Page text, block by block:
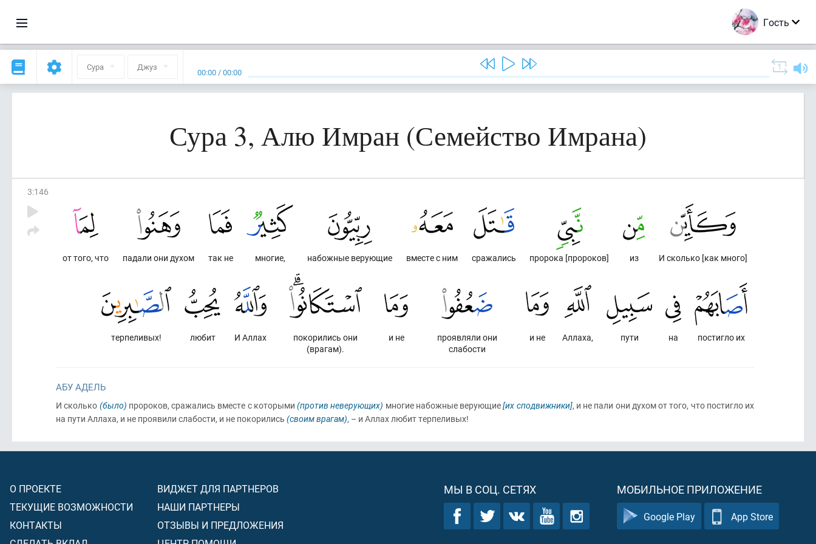
Гость
Сура Джуз 00:00 /00:00
Сура 3, Алю Имран (Семейство Имрана)
3:146
И сколько [как много]
из
пророка [пророков]
сражались
вместе с ним
набожные верующие
многие,
так не
падали они духом
от того, что
постигло их
на
пути
Аллаха,
и не
проявляли они
слабости
и не
покорились они
(врагам).
И Аллах
любит
терпеливых!
АБУ АДЕЛЬ
И сколько (было) пророков, сражались вместе с которыми (против неверующих) многие набожные верующие[их сподвижники], и не пали они духом от того, что постигло их
на пути Аллаха, и не проявили слабости, и не покорились (своим врагам), – и Аллах любит терпеливых!
О ПРОЕКТЕ
ТЕКУЩИЕ ВОЗМОЖНОСТИ
КОНТАКТЫ
ВИДЖЕТ ДЛЯ ПАРТНЕРОВ
НАШИ ПАРТНЕРЫ
ОТЗЫВЫ И ПРЕДЛОЖЕНИЯ
МЫ В СОЦ. СЕТЯХ МОБИЛЬНОЕ ПРИЛОЖЕНИЕ
Google Play App Store